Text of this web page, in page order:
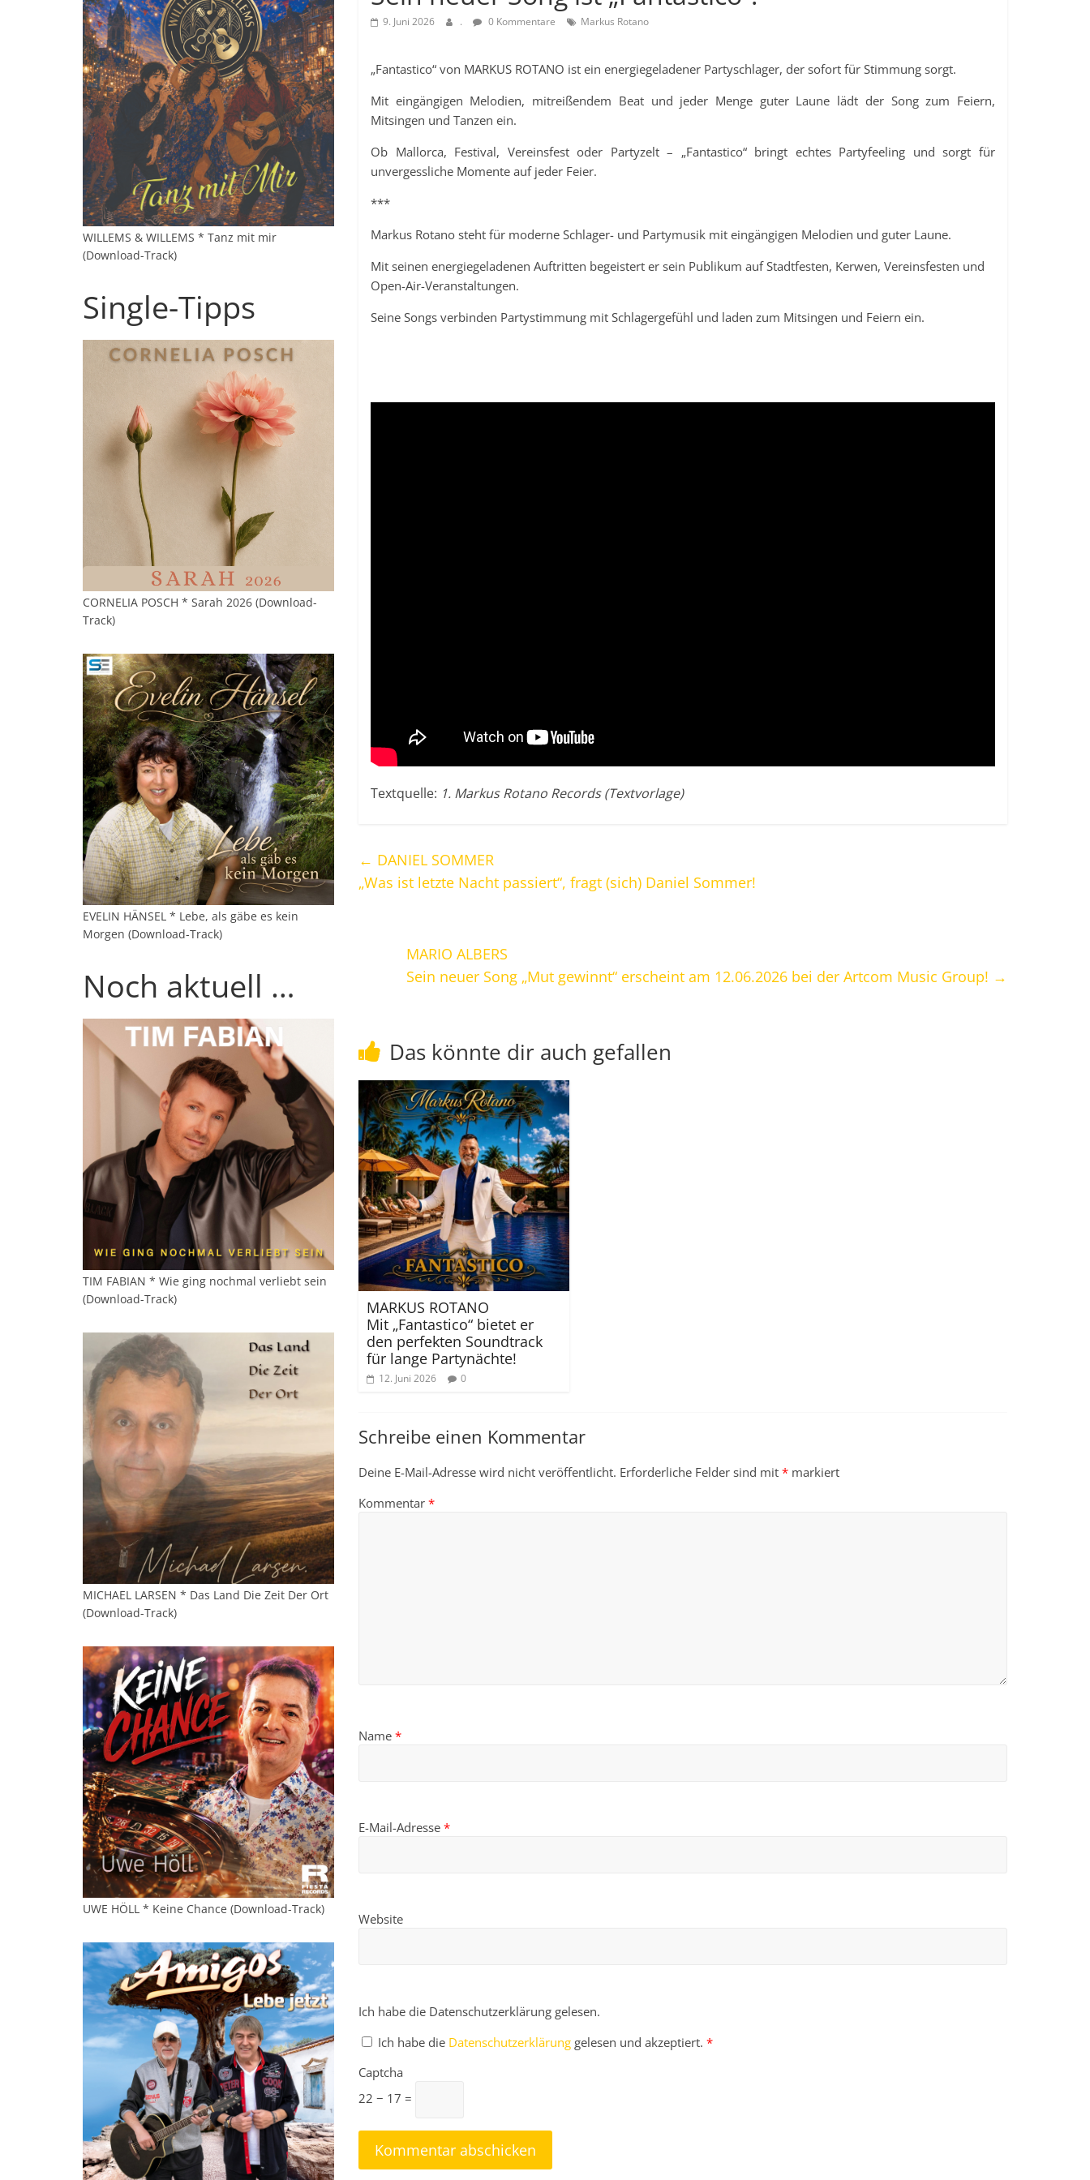
9. Juni 2026 . 0 Kommentare Markus Rotano
„Fantastico“ von MARKUS ROTANO ist ein energiegeladener Partyschlager, der sofort für Stimmung sorgt.
Mit eingängigen Melodien, mitreißendem Beat und jeder Menge guter Laune lädt der Song zum Feiern,
Mitsingen und Tanzen ein.
Ob Mallorca, Festival, Vereinsfest oder Partyzelt – „Fantastico“ bringt echtes Partyfeeling und sorgt für
unvergessliche Momente auf jeder Feier.
***
Markus Rotano steht für moderne Schlager- und Partymusik mit eingängigen Melodien und guter Laune.
Mit seinen energiegeladenen Auftritten begeistert er sein Publikum auf Stadtfesten, Kerwen, Vereinsfesten und
Open-Air-Veranstaltungen.
Seine Songs verbinden Partystimmung mit Schlagergefühl und laden zum Mitsingen und Feiern ein.
Textquelle: 1. Markus Rotano Records (Textvorlage)
← DANIEL SOMMER
„Was ist letzte Nacht passiert“, fragt (sich) Daniel Sommer!
MARIO ALBERS
Sein neuer Song „Mut gewinnt“ erscheint am 12.06.2026 bei der Artcom Music Group! →
Das könnte dir auch gefallen
MARKUS ROTANO
Mit „Fantastico“ bietet er
den perfekten Soundtrack
für lange Partynächte!
12. Juni 2026 0
Schreibe einen Kommentar
Deine E-Mail-Adresse wird nicht veröffentlicht. Erforderliche Felder sind mit * markiert
Kommentar *
Name *
E-Mail-Adresse *
Website
Ich habe die Datenschutzerklärung gelesen.
Ich habe die Datenschutzerklärung gelesen und akzeptiert. *
Captcha
22 − 17 =
WILLEMS & WILLEMS * Tanz mit mir
(Download-Track)
Single-Tipps
CORNELIA POSCH * Sarah 2026 (Download-
Track)
EVELIN HÄNSEL * Lebe, als gäbe es kein
Morgen (Download-Track)
Noch aktuell …
TIM FABIAN * Wie ging nochmal verliebt sein
(Download-Track)
MICHAEL LARSEN * Das Land Die Zeit Der Ort
(Download-Track)
UWE HÖLL * Keine Chance (Download-Track)